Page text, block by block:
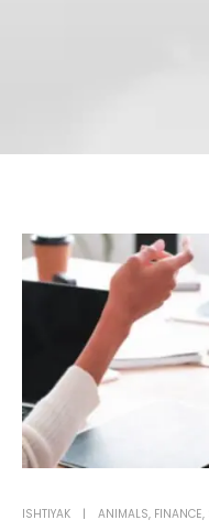
ISHTIYAK ANIMALS, FINANCE,